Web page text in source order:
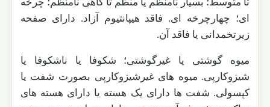
ای؛ چهارچرخه ای. فاقد هیپانتیوم آزاد. دارای صفحه
زیرتخمدانی یا فاقد آن.
میوه گوشتی یا غیرگوشتی؛ شکوفا یا ناشکوفا یا
شیزوکارپی. میوه های غیرشیزوکارپی بصورت شفت یا
کپسولی. شفت ها دارای یک هسته یا دارای هسته های